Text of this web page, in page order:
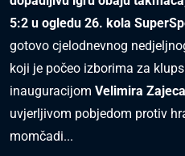
5:2 u ogledu 26. kola
gotovo cjelodnevnog
koji je počeo izborima za
inauguracijom Velimira Zajeca
uvjerljivom pobjedom protiv
momčadi...